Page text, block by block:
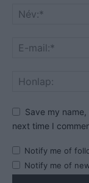
Save my
next time I
Notify me of
Notify me of